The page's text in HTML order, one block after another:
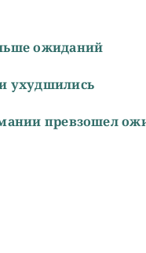
ожиданий
ухудшились
превзошел